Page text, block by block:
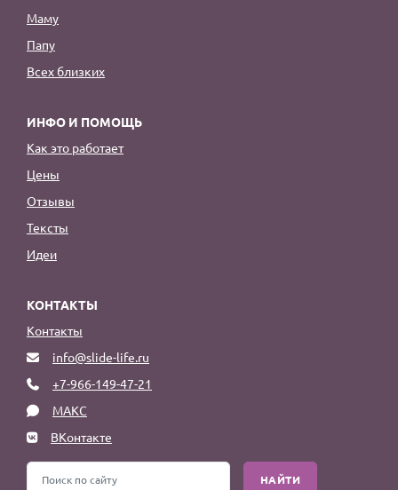
Маму
Папу
Всех близких
ИНФО И ПОМОЩЬ
Как это работает
Цены
Отзывы
Тексты
Идеи
КОНТАКТЫ
Контакты
info@slide-life.ru
+7-966-149-47-21
МАКС
ВКонтакте
НАЙТИ